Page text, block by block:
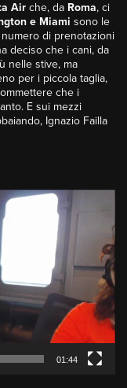
Air che, da Roma, ci
e Miami sono le
di prenotazioni
deciso che i cani, da
nelle stive, ma
per i piccola taglia,
che i
E sui mezzi
Ignazio Failla
01:44